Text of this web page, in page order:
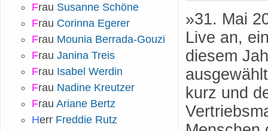
»31. Mai
Live an,
diesem
kurz und
Frau Susanne Schöne
Frau Corinna Egerer
Frau Mounia Berrada-Gouzi
Frau Janina Treis
Frau Isabel Werdin
Frau Nadine Kreutzer
Frau Ariane Bertz
Herr Freddie Rutz